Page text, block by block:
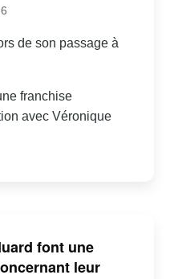
de son passage à
franchise
avec Véronique
font une
leur